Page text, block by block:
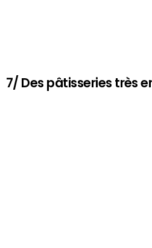
7/ Des pâtisseries très